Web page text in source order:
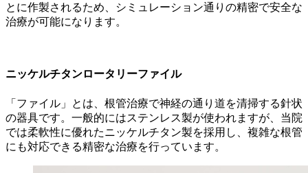
とに作製されるため、シミュレーション通りの精密で安全な
治療が可能になります。
ニッケルチタンロータリーファイル
「ファイル」とは、根管治療で神経の通り道を清掃する針状
の器具です。一般的にはステンレス製が使われますが、当院
では柔軟性に優れたニッケルチタン製を採用し、複雑な根管
にも対応できる精密な治療を行っています。